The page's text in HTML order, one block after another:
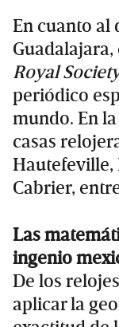
En cuanto al
Royal
periódico
mundo. En
casas
Hautefeville,
Cabrier,
Las
ingenio
De los
aplicar la